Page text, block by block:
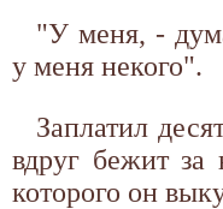
"У меня, -
у меня некого".
Заплатил
вдруг бежит за
которого он